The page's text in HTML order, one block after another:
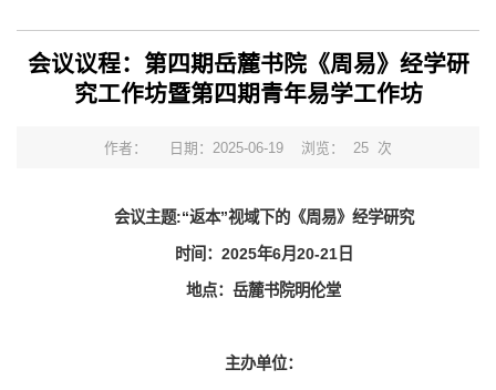
会议议程：第四期岳麓书院《周易》经学研
究工作坊暨第四期青年易学工作坊
作者： 日期：2025-06-19 浏览： 25 次
会议主题:“返本”视域下的《周易》经学研究
时间：2025年6月20-21日
地点：岳麓书院明伦堂
主办单位：